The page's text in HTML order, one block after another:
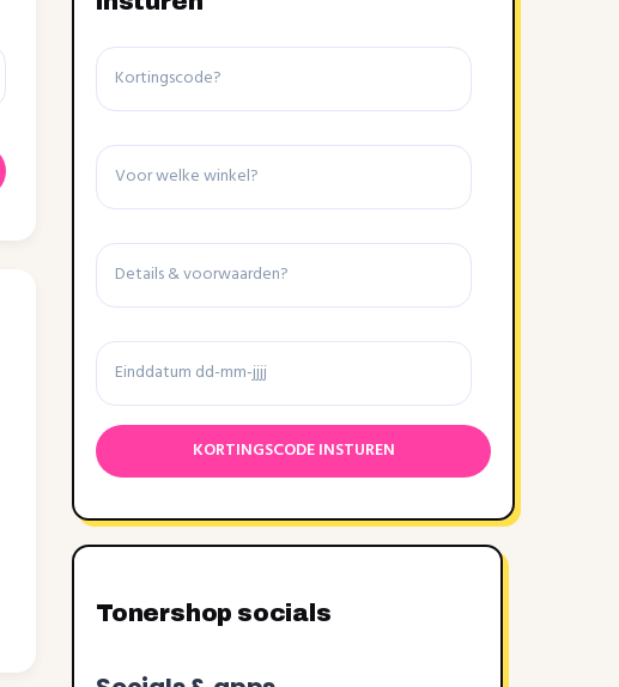
Kortingscode
Winkel
Details
voorwaarden
Einddatum
Tonershop socials